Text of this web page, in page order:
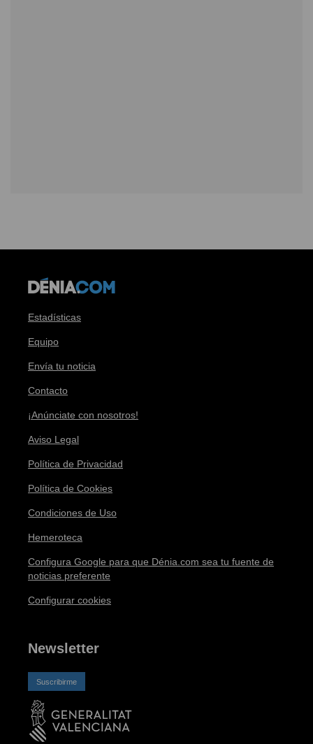
Estadísticas
Equipo
Envía tu noticia
Contacto
¡Anúnciate con nosotros!
Aviso Legal
Política de Privacidad
Política de Cookies
Condiciones de Uso
Hemeroteca
Configura Google para que Dénia.com sea tu fuente de
noticias preferente
Configurar cookies
Newsletter
Suscribirme